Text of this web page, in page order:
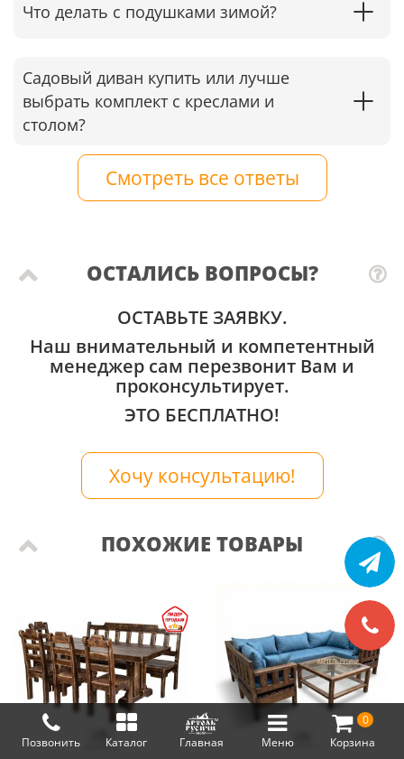
Меню
Позвонить Каталог Главная
0
Корзина
Что делать с подушками зимой?
Садовый диван купить или лучше
выбрать комплект с креслами и
столом?
Смотреть все ответы
ОСТАЛИСЬ ВОПРОСЫ?
ОСТАВЬТЕ ЗАЯВКУ.
Наш внимательный и компетентный
менеджер сам перезвонит Вам и
проконсультирует.
ЭТО БЕСПЛАТНО!
Хочу консультацию!
ПОХОЖИЕ ТОВАРЫ